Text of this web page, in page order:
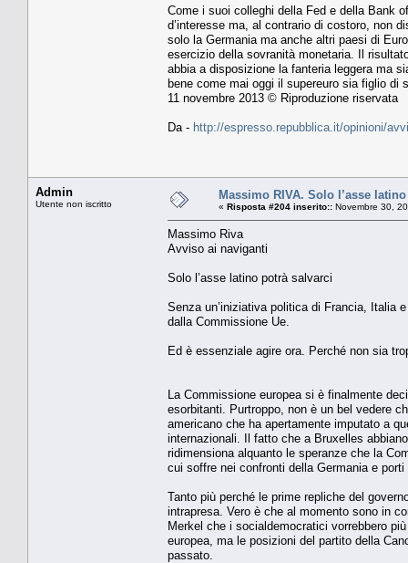
Come i suoi colleghi della Fed e della Bank
d’interesse ma, al contrario di costoro, non
solo la Germania ma anche altri paesi di
esercizio della sovranità monetaria. Il
abbia a disposizione la fanteria leggera ma
bene come mai oggi il supereuro sia figlio di
11 novembre 2013 © Riproduzione riservata
Da - http://espresso.repubblica.it/opinioni/
Admin
Utente non iscritto
Massimo RIVA. Solo l’asse
« Risposta #204 inserito:: Novembre 30,
Massimo Riva
Avviso ai naviganti
Solo l’asse latino potrà salvarci
Senza un’iniziativa politica di Francia, Italia
dalla Commissione Ue.
Ed è essenziale agire ora. Perché non sia
La Commissione europea si è finalmente
esorbitanti. Purtroppo, non è un bel vedere
americano che ha apertamente imputato a
internazionali. Il fatto che a Bruxelles
ridimensiona alquanto le speranze che la
cui soffre nei confronti della Germania e
Tanto più perché le prime repliche del
intrapresa. Vero è che al momento sono in
Merkel che i socialdemocratici vorrebbero
europea, ma le posizioni del partito della
passato.